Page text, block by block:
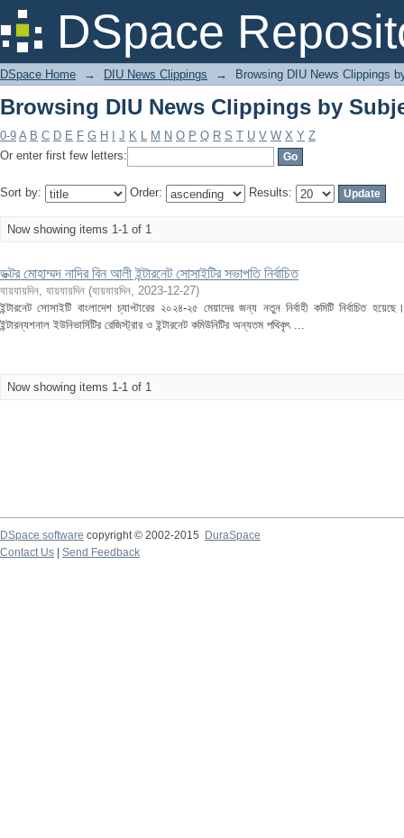
DSpace
Browsing DIU News Clippings by Subject
DSpace Home → DIU News Clippings → Browsing DIU News Clippings
Browsing DIU News Clippings by Subject
0-9 A B C D E F G H J K L M N O P Q R S T U V W X Y Z
Or enter first few letters:
Sort by: Order: Results:
Now showing items 1-1 of 1
ডক্টর মোহাম্মদ নাদির বিন আলী ইন্টারনেট সোসাইটির সভাপতি নির্বাচিত
যায়যায়দিন, যায়যায়দিন (যায়যায়দিন, 2023-12-27)
ইন্টারনেট সোসাইটি বাংলাদেশ চ্যাপ্টারের ২০২৪-২৫ মেয়াদের জন্য নতুন নির্বাহী কমিটি নির্বাচিত
ইন্টারন্যশনাল ইউনিভার্সিটির রেজিস্ট্রার ও ইন্টারনেট কমিউনিটির অন্যতম পথিকৃৎ ...
Now showing items 1-1 of 1
DSpace software copyright © 2002-2015
DuraSpace
Contact Us
Send Feedback